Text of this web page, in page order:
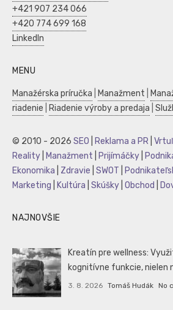
+421 907 234 066
+420 774 699 168
LinkedIn
MENU
Manažérska príručka Manažment
riadenie
Riadenie výroby a predaja
© 2010 - 2026 SEO Reklama a PR
Reality
Manažment Prijímáčky
Ekonomika
Zdravie SWOT
Marketing
Kultúra Skúšky Obchod
NAJNOVŠIE
Kreatín pre wellness:
kognitívne funkcie, nielen
3. 8. 2026 Tomáš Hudák No